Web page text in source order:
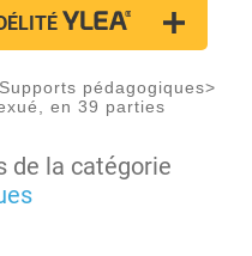
Supports pédagogiques>
en 39 parties
de la catégorie